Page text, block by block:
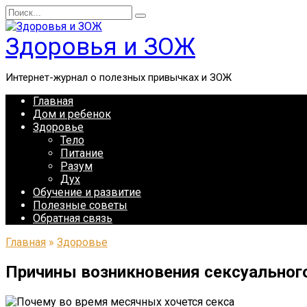
Перейти
к
содержанию
Search
for:
Здоровья и ЗОЖ
Интернет-журнал о полезных привычках и ЗОЖ
Главная
Дом и ребенок
Здоровье
Тело
Питание
Разум
Дух
Обучение и развитие
Полезные советы
Обратная связь
Главная » Здоровье
Причины возникновения